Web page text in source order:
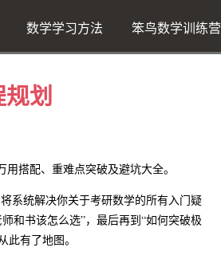
数学学习方法 笨鸟数学训练营
划
搭配、重难点突破及避坑大全。
系统解决你关于考研数学的所有入门疑
和书该怎么选”，最后再到“如何突破极
有了地图。